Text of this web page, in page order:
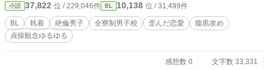
小説 37,822 位 / 229,046件 BL 10,138 位 / 31,499件
BL 執着 絶倫男子 全寮制男子校 歪んだ恋愛
腹黒攻め
貞操観念ゆるゆる
感想数 0
文字数 33,331